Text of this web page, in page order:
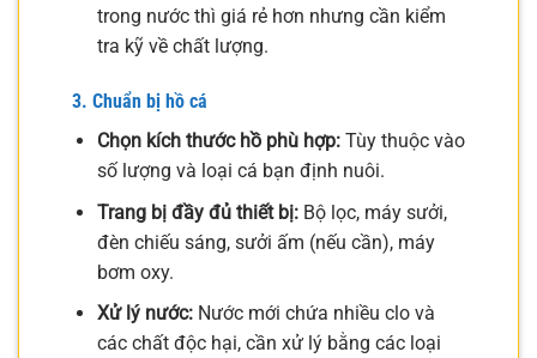
trong nước thì giá rẻ hơn nhưng cần kiểm
tra kỹ về chất lượng.
3. Chuẩn bị hồ cá
Chọn kích thước hồ phù hợp:Tùy thuộc vào
số lượng và loại cá bạn định nuôi.
Trang bị đầy đủ thiết bị:Bộ lọc, máy sưởi,
đèn chiếu sáng, sưởi ấm (nếu cần), máy
bơm oxy.
Xử lý nước:Nước mới chứa nhiều clo và
các chất độc hại, cần xử lý bằng các loại